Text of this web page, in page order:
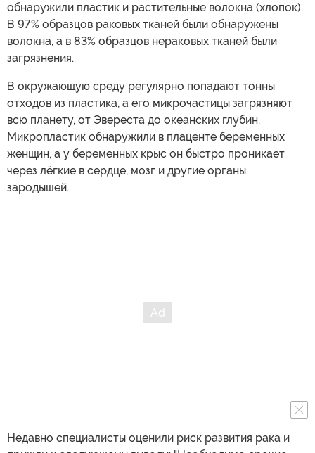
обнаружили пластик и растительные волокна (хлопок).
В 97% образцов раковых тканей были обнаружены
волокна, а в 83% образцов нераковых тканей были
загрязнения.
В окружающую среду регулярно попадают тонны
отходов из пластика, а его микрочастицы загрязняют
всю планету, от Эвереста до океанских глубин.
Микропластик обнаружили в плаценте беременных
женщин, а у беременных крыс он быстро проникает
через лёгкие в сердце, мозг и другие органы
зародышей.
Недавно специалисты оценили риск развития рака и